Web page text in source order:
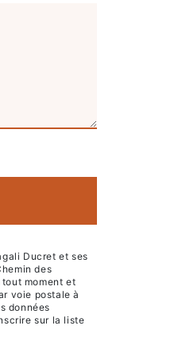
Ducret et ses
des
moment et
voie postale à
données
sur la liste